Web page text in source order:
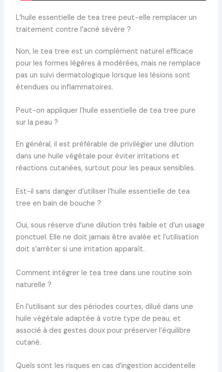
L’huile essentielle de tea tree peut-elle remplacer un
traitement contre l’acné sévère ?
Non, le tea tree est un complément naturel efficace
pour les formes légères à modérées, mais ne remplace
pas un suivi dermatologique lorsque les lésions sont
étendues ou inflammatoires.
Peut-on appliquer l’huile essentielle de tea tree pure
sur la peau ?
En général, il est préférable de privilégier une dilution
dans une huile végétale pour éviter irritations et
réactions cutanées, surtout pour les peaux sensibles.
Est-il sans danger d’utiliser l’huile essentielle de tea
tree en bain de bouche ?
Oui, sous réserve d’une dilution très faible et d’un usage
ponctuel. Elle ne doit jamais être avalée et l’utilisation
doit s’arrêter si une irritation apparaît.
Comment intégrer le tea tree dans une routine soin
naturelle ?
En l’utilisant sur des périodes courtes, dilué dans une
huile végétale adaptée à votre type de peau, et
associé à des gestes doux pour préserver l’équilibre
cutané.
Quels sont les risques en cas d’ingestion accidentelle